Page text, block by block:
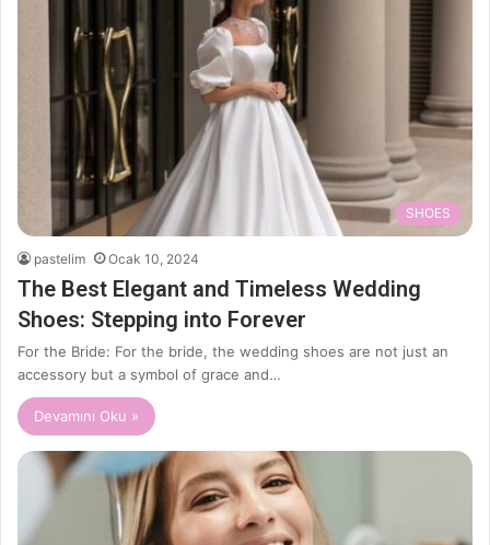
SHOES
pastelim Ocak 10, 2024
The Best Elegant and Timeless Wedding
Shoes: Stepping into Forever
For the Bride: For the bride, the wedding shoes are not just an
accessory but a symbol of grace and…
Devamını Oku »